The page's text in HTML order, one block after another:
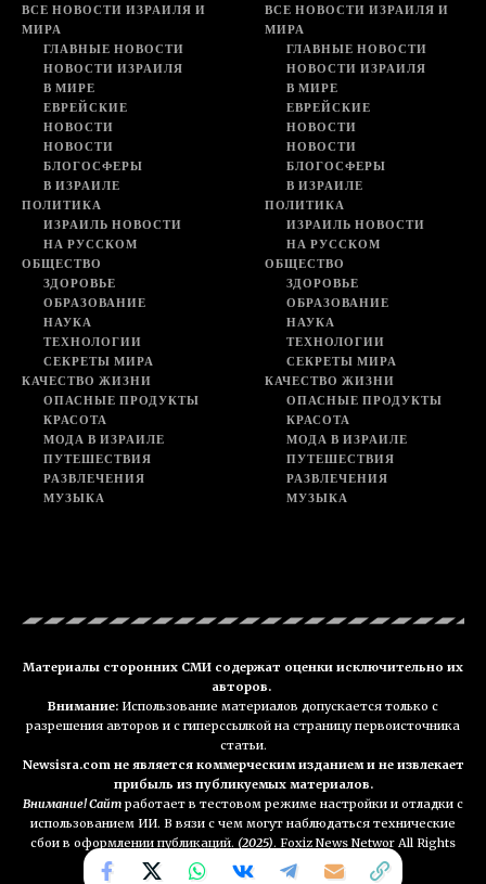
ВСЕ НОВОСТИ ИЗРАИЛЯ И
МИРА
ГЛАВНЫЕ НОВОСТИ
НОВОСТИ ИЗРАИЛЯ
В МИРЕ
ЕВРЕЙСКИЕ
НОВОСТИ
НОВОСТИ
БЛОГОСФЕРЫ
В ИЗРАИЛЕ
ПОЛИТИКА
ИЗРАИЛЬ НОВОСТИ
НА РУССКОМ
ОБЩЕСТВО
ЗДОРОВЬЕ
ОБРАЗОВАНИЕ
НАУКА
ТЕХНОЛОГИИ
СЕКРЕТЫ МИРА
КАЧЕСТВО ЖИЗНИ
ОПАСНЫЕ ПРОДУКТЫ
КРАСОТА
МОДА В ИЗРАИЛЕ
ПУТЕШЕСТВИЯ
РАЗВЛЕЧЕНИЯ
МУЗЫКА
ВСЕ НОВОСТИ ИЗРАИЛЯ И
МИРА
ГЛАВНЫЕ НОВОСТИ
НОВОСТИ ИЗРАИЛЯ
В МИРЕ
ЕВРЕЙСКИЕ
НОВОСТИ
НОВОСТИ
БЛОГОСФЕРЫ
В ИЗРАИЛЕ
ПОЛИТИКА
ИЗРАИЛЬ НОВОСТИ
НА РУССКОМ
ОБЩЕСТВО
ЗДОРОВЬЕ
ОБРАЗОВАНИЕ
НАУКА
ТЕХНОЛОГИИ
СЕКРЕТЫ МИРА
КАЧЕСТВО ЖИЗНИ
ОПАСНЫЕ ПРОДУКТЫ
КРАСОТА
МОДА В ИЗРАИЛЕ
ПУТЕШЕСТВИЯ
РАЗВЛЕЧЕНИЯ
МУЗЫКА
Материалы сторонних СМИ содержат оценки исключительно их
авторов.
Внимание: Использование материалов допускается только с
разрешения авторов и с гиперссылкой на страницу первоисточника
статьи.
Newsisra.com не является коммерческим изданием и не извлекает
прибыль из публикуемых материалов.
Внимание! Сайт работает в тестовом режиме настройки и отладки с
использованием ИИ. В вязи с чем могут наблюдаться технические
сбои в оформлении публикаций. (2025). Foxiz News Networ All Rights
Reserved. NEWSisra.com